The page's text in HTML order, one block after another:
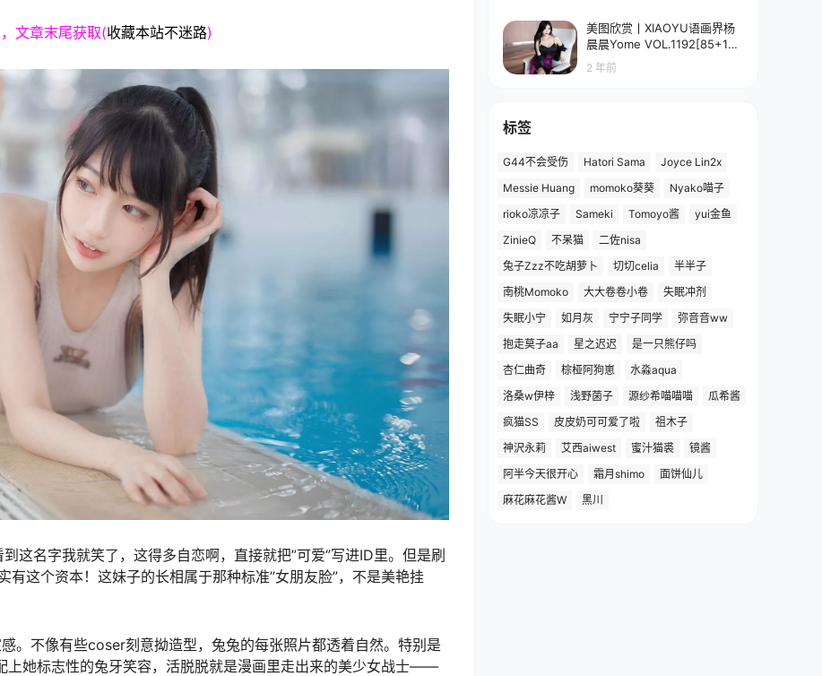
文章末尾获取(收藏本站不迷路)
这名字我就笑了，这得多自恋啊，直接就把”可爱”写进ID里。但是刷
这个资本！这妹子的长相属于那种标准”女朋友脸”，不是美艳挂
。不像有些coser刻意拗造型，兔兔的每张照片都透着自然。特别是
上她标志性的兔牙笑容，活脱脱就是漫画里走出来的美少女战士——
美图欣赏丨XIAOYU语画界杨
晨晨Yome VOL.1192[85+1P
／673MB]
2 年前
标签
G44不会受伤 Hatori Sama
Joyce Lin2x
Messie Huang
momoko葵葵
Nyako喵子
rioko凉凉子
Sameki Tomoyo酱
yui金鱼
ZinieQ
不呆猫
二佐nisa
兔子Zzz不吃胡萝卜
切切celia
半半子
南桃Momoko
大大卷卷小卷
失眠冲剂
失眠小宁
如月灰 宁宁子同学
弥音音ww
抱走莫子aa
星之迟迟
是一只熊仔吗
杏仁曲奇
棕桠阿狗崽
水淼aqua
洛桑w伊梓
浅野菌子 源纱希喵喵喵
瓜希酱
疯猫SS
皮皮奶可可爱了啦
祖木子
神沢永莉
艾西aiwest 蜜汁猫裘
镜酱
阿半今天很开心
霜月shimo
面饼仙儿
麻花麻花酱W
黑川